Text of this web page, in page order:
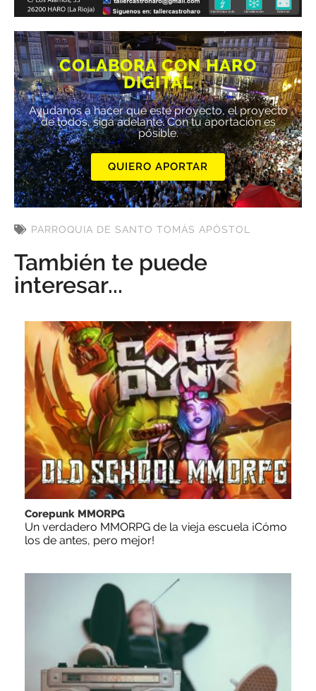
COLABORA CON HARO
DIGITAL
Ayúdanos a hacer que este proyecto, el proyecto
de todos, siga adelante. Con tu aportación es
posible.
QUIERO APORTAR
PARROQUIA DE SANTO TOMÁS APÓSTOL
También te puede
interesar...
Corepunk MMORPG
Un verdadero MMORPG de la vieja escuela ¡Cómo
los de antes, pero mejor!